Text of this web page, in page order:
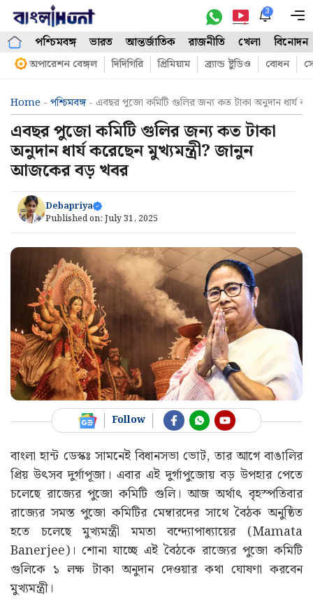
Skip
content
3
পশ্চিমবঙ্গ ভারত আন্তর্জাতিক রাজনীতি খেলা বিনোদন
অপারেশন বেঙ্গল দিদিগিরি প্রিমিয়াম ব্র্যান্ড ষ্টুডিও বোধন
Home - পশ্চিমবঙ্গ- এবছর পুজো কমিটি গুলির জন্য কত টাকা অনুদান ধার্য
এবছর পুজো কমিটি গুলির জন্য কত টাকা
অনুদান ধার্য করেছেন মুখ্যমন্ত্রী? জানুন
আজকের বড় খবর
Debapriya
Published on: July 31, 2025
Follow
বাংলা হান্ট ডেস্কঃ সামনেই বিধানসভা ভোট, তার আগে বাঙালির
প্রিয় উৎসব দুর্গাপূজা। এবার এই দুর্গাপুজোয় বড় উপহার পেতে
চলেছে রাজ্যের পুজো কমিটি গুলি। আজ অর্থাৎ বৃহস্পতিবার
রাজ্যের সমস্ত পুজো কমিটির মেম্বারদের সাথে বৈঠক অনুষ্ঠিত
হতে চলেছে মুখ্যমন্ত্রী মমতা বন্দ্যোপাধ্যায়ের (Mamata
Banerjee)। শোনা যাচ্ছে এই বৈঠকে রাজ্যের পুজো কমিটি
গুলিকে ১ লক্ষ টাকা অনুদান দেওয়ার কথা ঘোষণা করবেন
মুখ্যমন্ত্রী।